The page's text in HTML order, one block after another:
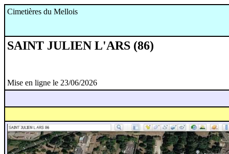
Cimetières du Mellois
SAINT JULIEN L'ARS (86)
Mise en ligne le 23/06/2026